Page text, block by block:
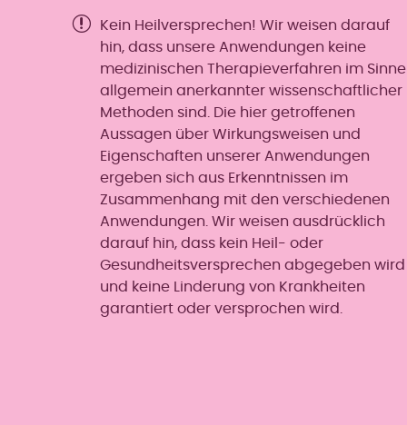
Kein Heilversprechen! Wir weisen darauf
hin, dass unsere Anwendungen keine
medizinischen Therapieverfahren im Sinne
allgemein anerkannter wissenschaftlicher
Methoden sind. Die hier getroffenen
Aussagen über Wirkungsweisen und
Eigenschaften unserer Anwendungen
ergeben sich aus Erkenntnissen im
Zusammenhang mit den verschiedenen
Anwendungen. Wir weisen ausdrücklich
darauf hin, dass kein Heil- oder
Gesundheitsversprechen abgegeben wird
und keine Linderung von Krankheiten
garantiert oder versprochen wird.